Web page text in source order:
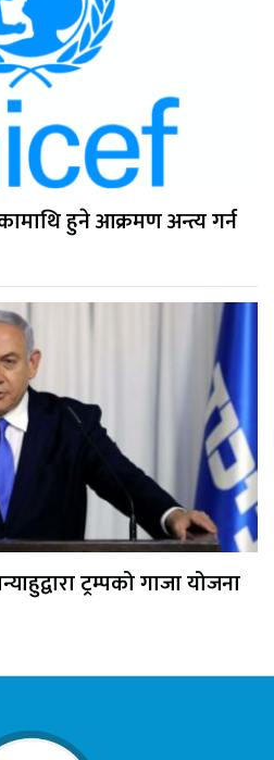
हुने आक्रमण अन्त्य गर्न
ट्रम्पको गाजा योजना